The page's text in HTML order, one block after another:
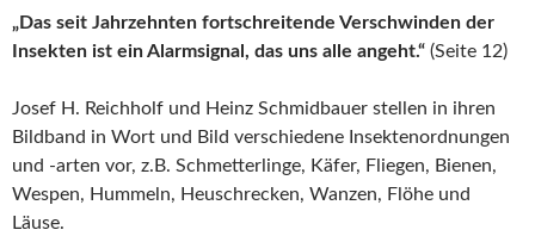
„Das seit Jahrzehnten fortschreitende Verschwinden der
Insekten ist ein Alarmsignal, das uns alle angeht.“ (Seite 12)
Josef H. Reichholf und Heinz Schmidbauer stellen in ihren
Bildband in Wort und Bild verschiedene Insektenordnungen
und -arten vor, z.B. Schmetterlinge, Käfer, Fliegen, Bienen,
Wespen, Hummeln, Heuschrecken, Wanzen, Flöhe und
Läuse.